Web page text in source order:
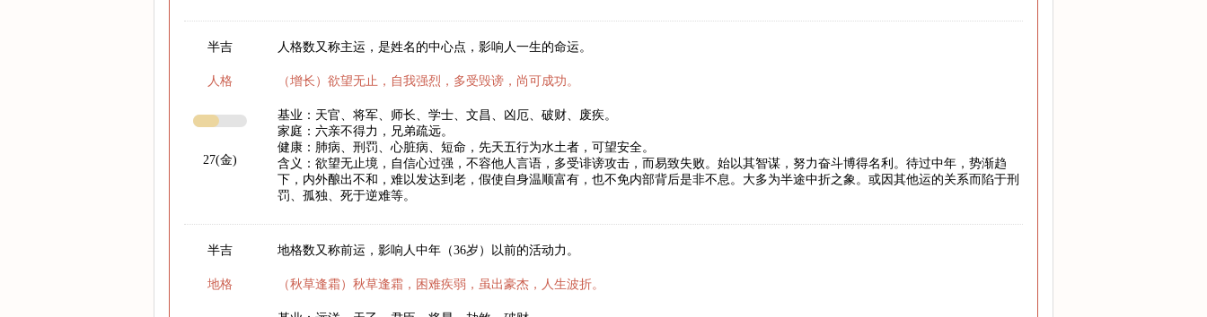
半吉
人格
27(金)
人格数又称主运，是姓名的中心点，影响人一生的命运。
（增长）欲望无止，自我强烈，多受毁谤，尚可成功。
基业：天官、将军、师长、学士、文昌、凶厄、破财、废疾。
家庭：六亲不得力，兄弟疏远。
健康：肺病、刑罚、心脏病、短命，先天五行为水土者，可望安全。
含义：欲望无止境，自信心过强，不容他人言语，多受诽谤攻击，而易致失败。始以其智谋，努力奋斗博得名利。待过中年，势渐趋
下，内外酿出不和，难以发达到老，假使自身温顺富有，也不免内部背后是非不息。大多为半途中折之象。或因其他运的关系而陷于刑
罚、孤独、死于逆难等。
半吉
地格
地格数又称前运，影响人中年（36岁）以前的活动力。
（秋草逢霜）秋草逢霜，困难疾弱，虽出豪杰，人生波折。